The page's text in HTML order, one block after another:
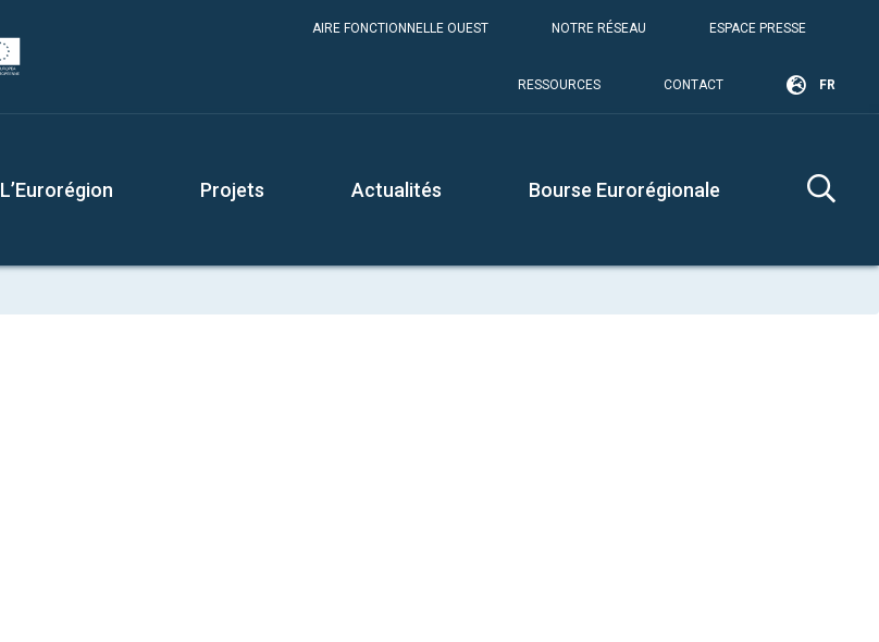
AIRE FONCTIONNELLE OUEST NOTRE RÉSEAU ESPACE PRESSE
RESSOURCES CONTACT FR
L’Eurorégion Projets Actualités Bourse Eurorégionale